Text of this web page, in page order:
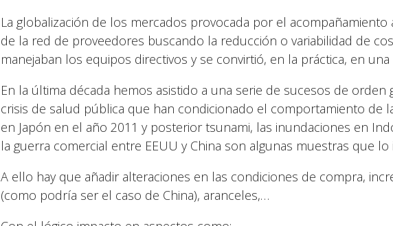
La globalización de los mercados provocada por el
de la red de proveedores buscando la reducción o variabilidad de
manejaban los equipos directivos y se convirtió, en la práctica, en una
En la última década hemos asistido a una serie de sucesos de
crisis de salud pública que han condicionado el comportamiento de
en Japón en el año 2011 y posterior tsunami, las inundaciones en
la guerra comercial entre EEUU y China son algunas muestras que lo
A ello hay que añadir alteraciones en las condiciones de compra,
(como podría ser el caso de China), aranceles,…